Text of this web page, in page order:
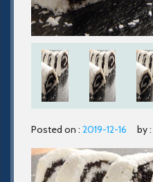
Posted on : 2019-12-16 by :